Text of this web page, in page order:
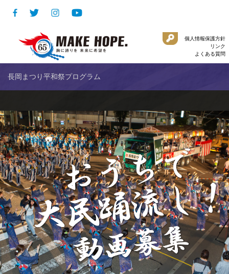
個人情報保護方針
リンク
よくある質問
長岡まつり平和祭プログラム